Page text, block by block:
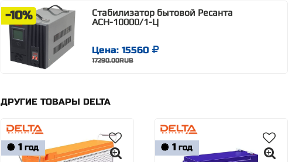
-10%
Стабилизатор бытовой Ресанта
АСН-10000/1-Ц
Цена: 15560
17290.00RUB
ДРУГИЕ ТОВАРЫ DELTA
1 ГОД 1 ГОД